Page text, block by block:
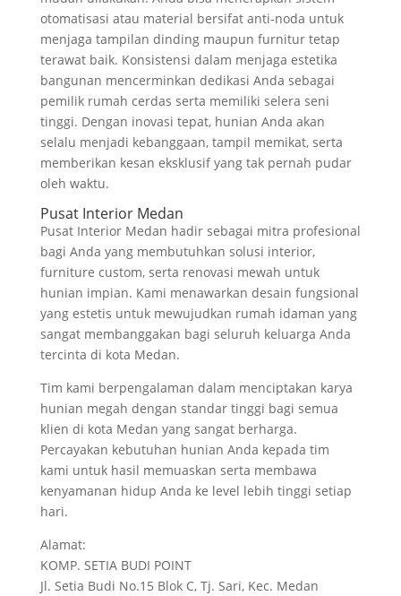
otomatisasi atau material bersifat anti-noda untuk
menjaga tampilan dinding maupun furnitur tetap
terawat baik. Konsistensi dalam menjaga estetika
bangunan mencerminkan dedikasi Anda sebagai
pemilik rumah cerdas serta memiliki selera seni
tinggi. Dengan inovasi tepat, hunian Anda akan
selalu menjadi kebanggaan, tampil memikat, serta
memberikan kesan eksklusif yang tak pernah pudar
oleh waktu.
Pusat Interior Medan
Pusat Interior Medan hadir sebagai mitra profesional
bagi Anda yang membutuhkan solusi interior,
furniture custom, serta renovasi mewah untuk
hunian impian. Kami menawarkan desain fungsional
yang estetis untuk mewujudkan rumah idaman yang
sangat membanggakan bagi seluruh keluarga Anda
tercinta di kota Medan.
Tim kami berpengalaman dalam menciptakan karya
hunian megah dengan standar tinggi bagi semua
klien di kota Medan yang sangat berharga.
Percayakan kebutuhan hunian Anda kepada tim
kami untuk hasil memuaskan serta membawa
kenyamanan hidup Anda ke level lebih tinggi setiap
hari.
Alamat:
KOMP. SETIA BUDI POINT
Jl. Setia Budi No.15 Blok C, Tj. Sari, Kec. Medan